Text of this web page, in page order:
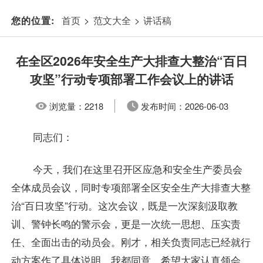
您的位置: 首页 > 范文大全 > 讲话稿
在全区2026年安全生产大排查大整治“百日
攻坚”行动专项部署工作会议上的讲话
浏览量：2218 发布时间： 2026-06-03
同志们：
今天，我们在这里召开区应急和安全生产委员会
全体成员会议，同时专项部署全区安全生产大排查大整
治“百日攻坚”行动。这次会议，既是一次深刻汲取教
训、警钟长鸣的警示会，更是一次统一思想、压实责
任、全面出击的动员会。刚才，相关负责同志已经就行
动方案作了具体说明，我都同意，希望大家认真领会，